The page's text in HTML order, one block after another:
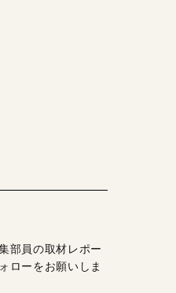
部員の取材レポー
ローをお願いしま